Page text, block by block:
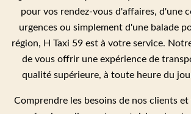
pour vos rendez-vous d'affaires, d'une
urgences ou simplement d'une balade
région, H Taxi 59 est à votre service.
de vous offrir une expérience de
qualité supérieure, à toute heure du
Comprendre les besoins de nos clients